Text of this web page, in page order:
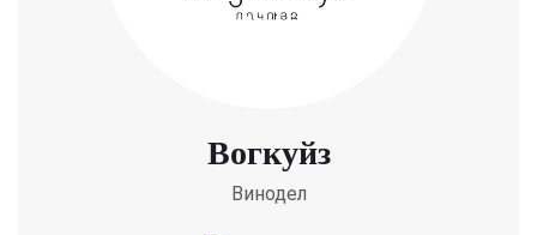
Вогкуйз
Винодел